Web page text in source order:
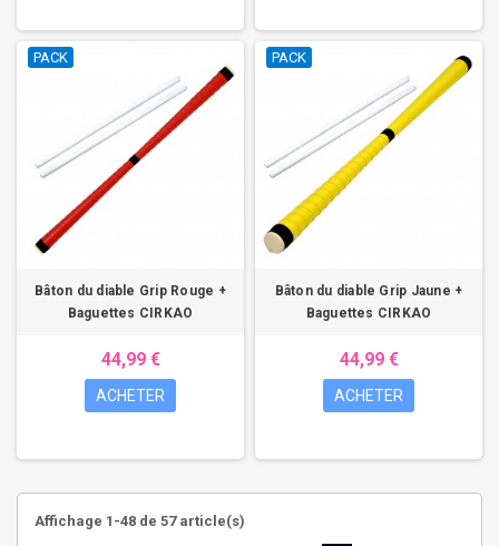
PACK
Bâton du diable Grip Rouge +
Baguettes CIRKAO
44,99 €
ACHETER
PACK
Bâton du diable Grip Jaune +
Baguettes CIRKAO
44,99 €
ACHETER
Affichage 1-48 de 57 article(s)